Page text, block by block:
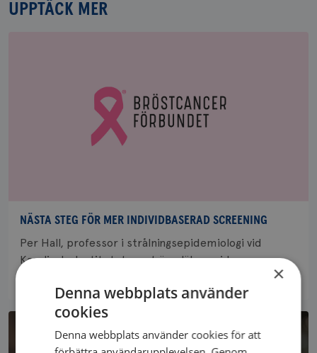
UPPTÄCK MER
NÄSTA STEG FÖR MER INDIVIDBASERAD SCREENING
Per Hall, professor i strålningsepidemiologi vid
Karolinska Institutet samt överläkare vid
×
Denna webbplats använder
cookies
Denna webbplats använder cookies för att